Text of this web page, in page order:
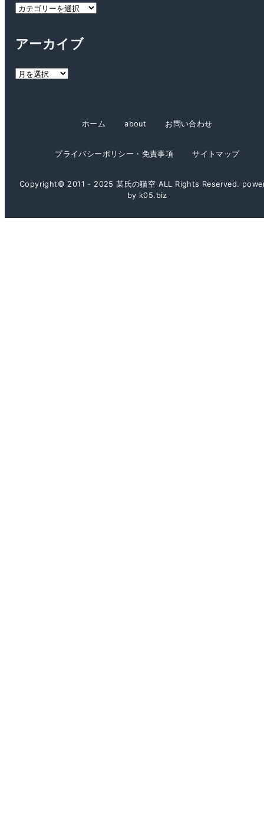
カ
リ
アーカイブ
ア
ホーム about お問い合わせ
プライバシーポリシー・免責事項 サイトマップ
Copyright© 2011 - 2025 某氏の猫空 ALL Rights Reserved.
by k05.biz